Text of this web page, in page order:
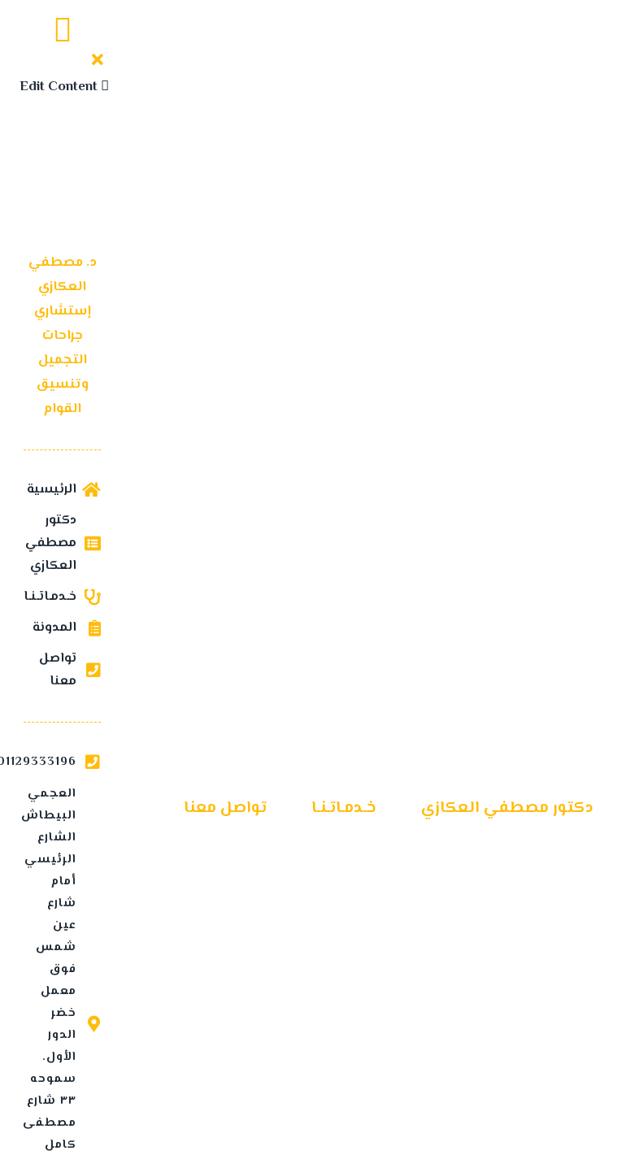
دكتور مصطفي العكازي خـدمـاتـنـا تواصل معنا
Edit Content
د. مصطفي
العكازي
إستشاري
جراحات
التجميل
وتنسيق
القوام
الرئيسية
دكتور
مصطفي
العكازي
خـدمـاتـنـا
المدونة
تواصل
معنا
العجمي
البيطاش
الشارع
الرئيسي
أمام
شارع
عين
شمس
فوق
معمل
خضر
الدور
الأول.
سموحه
٣٣ شارع
مصطفى
كامل